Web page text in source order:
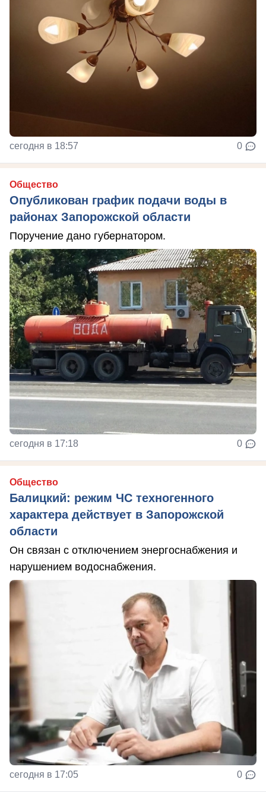
сегодня в 18:57 0
Общество
Опубликован график подачи воды в
районах Запорожской области
Поручение дано губернатором.
сегодня в 17:18 0
Общество
Балицкий: режим ЧС техногенного
характера действует в Запорожской
области
Он связан с отключением энергоснабжения и
нарушением водоснабжения.
сегодня в 17:05 0